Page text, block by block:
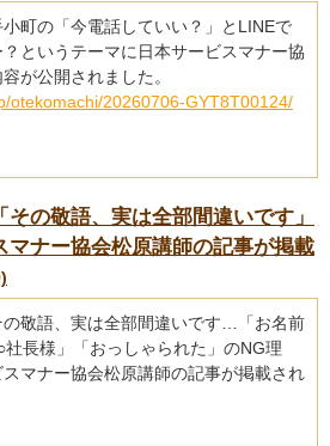
町の「今電話していい？」とLINEで
というテーマに日本サービスマナー協
が公開されました。
otekomachi/20260706-GYT8T00124/
の敬語、実は全部間違いです」
マナー協会松原講師の記事が掲載
敬語、実は全部間違いです…「お名前
長様」「おっしゃられた」のNG理
マナー協会松原講師の記事が掲載され